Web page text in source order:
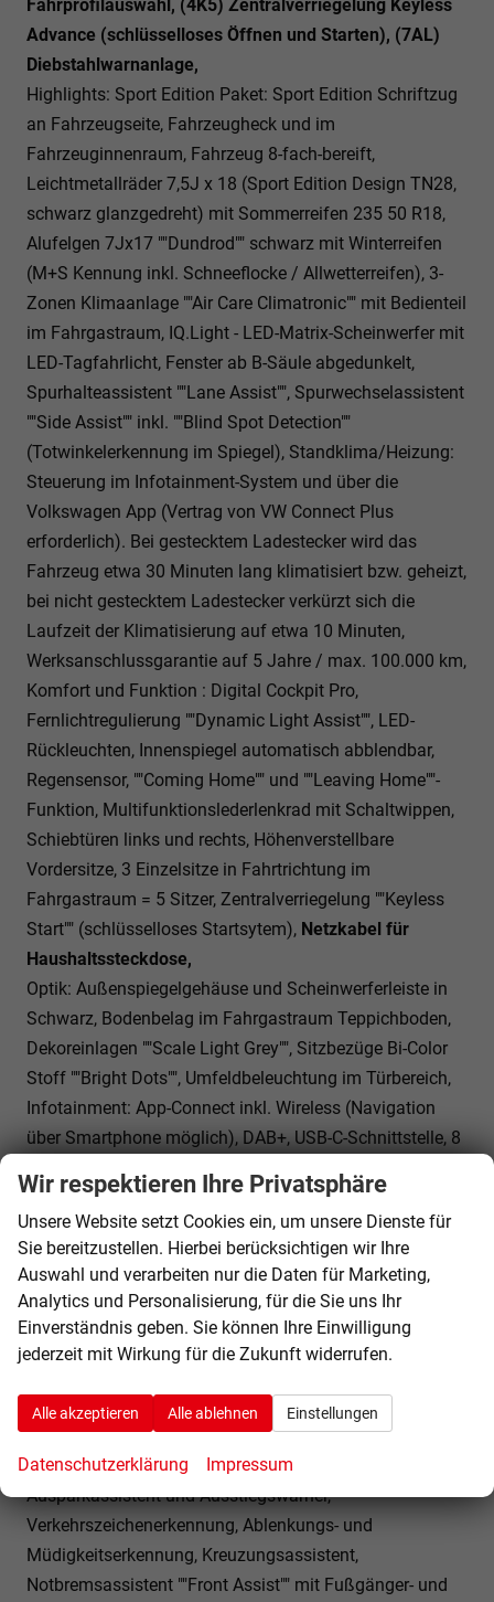
Fahrprofilauswahl, (4K5) Zentralverriegelung Keyless
Advance (schlüsselloses Öffnen und Starten), (7AL)
Diebstahlwarnanlage,
Highlights: Sport Edition Paket: Sport Edition Schriftzug
an Fahrzeugseite, Fahrzeugheck und im
Fahrzeuginnenraum, Fahrzeug 8-fach-bereift,
Leichtmetallräder 7,5J x 18 (Sport Edition Design TN28,
schwarz glanzgedreht) mit Sommerreifen 235 50 R18,
Alufelgen 7Jx17 ""Dundrod"" schwarz mit Winterreifen
(M+S Kennung inkl. Schneeflocke / Allwetterreifen), 3-
Zonen Klimaanlage ""Air Care Climatronic"" mit Bedienteil
im Fahrgastraum, IQ.Light - LED-Matrix-Scheinwerfer mit
LED-Tagfahrlicht, Fenster ab B-Säule abgedunkelt,
Spurhalteassistent ""Lane Assist"", Spurwechselassistent
""Side Assist"" inkl. ""Blind Spot Detection""
(Totwinkelerkennung im Spiegel), Standklima/Heizung:
Steuerung im Infotainment-System und über die
Volkswagen App (Vertrag von VW Connect Plus
erforderlich). Bei gestecktem Ladestecker wird das
Fahrzeug etwa 30 Minuten lang klimatisiert bzw. geheizt,
bei nicht gestecktem Ladestecker verkürzt sich die
Laufzeit der Klimatisierung auf etwa 10 Minuten,
Werksanschlussgarantie auf 5 Jahre / max. 100.000 km,
Komfort und Funktion : Digital Cockpit Pro,
Fernlichtregulierung ""Dynamic Light Assist"", LED-
Rückleuchten, Innenspiegel automatisch abblendbar,
Regensensor, ""Coming Home"" und ""Leaving Home""-
Funktion, Multifunktionslederlenkrad mit Schaltwippen,
Schiebtüren links und rechts, Höhenverstellbare
Vordersitze, 3 Einzelsitze in Fahrtrichtung im
Fahrgastraum = 5 Sitzer, Zentralverriegelung ""Keyless
Start"" (schlüsselloses Startsytem), Netzkabel für
Haushaltssteckdose,
Optik: Außenspiegelgehäuse und Scheinwerferleiste in
Schwarz, Bodenbelag im Fahrgastraum Teppichboden,
Dekoreinlagen ""Scale Light Grey"", Sitzbezüge Bi-Color
Stoff ""Bright Dots"", Umfeldbeleuchtung im Türbereich,
Infotainment: App-Connect inkl. Wireless (Navigation
über Smartphone möglich), DAB+, USB-C-Schnittstelle, 8
Sprachsteuerung,
Fahrwerk: 17 Zoll Fahrwerk,
Sicherheit und Fahrerassistenz: ABS, ESP, Airbag für
Fahrer und Beifahrer mit Beifahrer-Airbag-Deaktivierung,
Seiten- und Kopfairbags vorne, Kopfairbags für die
äußeren Sitzplätze hinten und Mittenairbag vorne,
Ausweichunterstützung mit Abbiegeassistent,
Automatische Distanzregelung ACC mit ""stop & go"", Tire
Mobility Set, Einparkhilfe im Front- und Heckbereich,
Ausparkassistent und Ausstiegswarner,
Verkehrszeichenerkennung, Ablenkungs- und
Müdigkeitserkennung, Kreuzungsassistent,
Notbremsassistent ""Front Assist"" mit Fußgänger- und
Wir respektieren Ihre Privatsphäre
Unsere Website setzt Cookies ein, um unsere Dienste für
Sie bereitzustellen. Hierbei berücksichtigen wir Ihre
Auswahl und verarbeiten nur die Daten für Marketing,
Analytics und Personalisierung, für die Sie uns Ihr
Einverständnis geben. Sie können Ihre Einwilligung
jederzeit mit Wirkung für die Zukunft widerrufen.
Alle akzeptieren Alle ablehnen Einstellungen
Datenschutzerklärung Impressum